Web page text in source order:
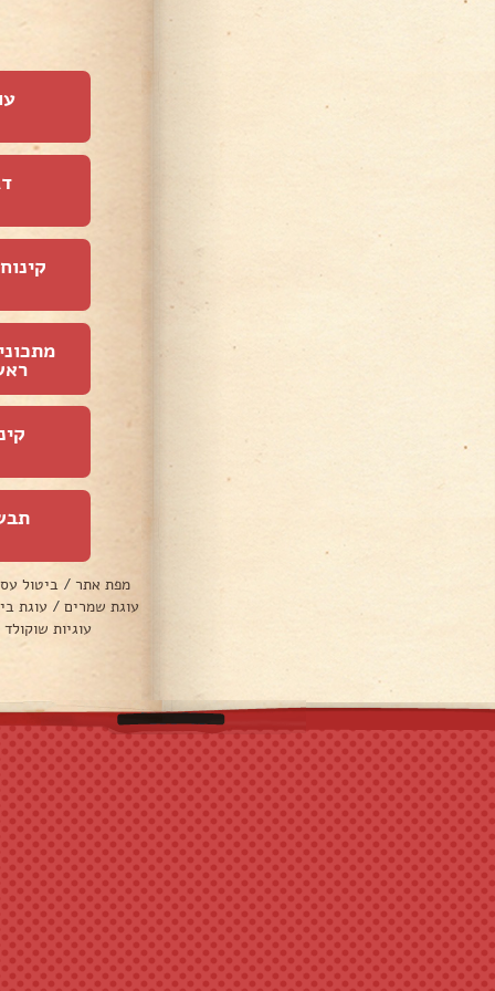
מפת אתר / ביטול
עוגת שמרים / עוגת
עוגיות